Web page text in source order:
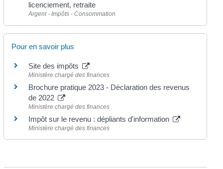
licenciement, retraite
Argent - Impôts - Consommation
Pour en savoir plus
Site des impôts
Ministère chargé des finances
Brochure pratique 2023 - Déclaration des revenus
de 2022
Ministère chargé des finances
Impôt sur le revenu : dépliants d'information
Ministère chargé des finances